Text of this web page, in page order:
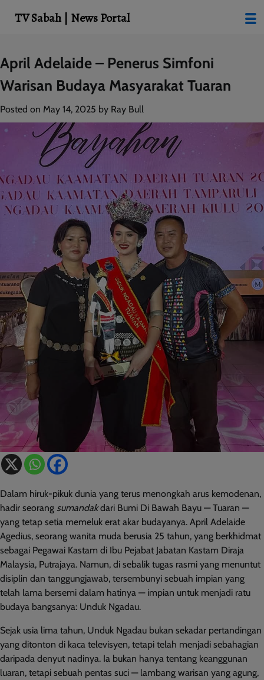
Skip
to
content
April Adelaide – Penerus Simfoni
Warisan Budaya Masyarakat Tuaran
Posted on May 14, 2025 by Ray Bull
Dalam hiruk-pikuk dunia yang terus menongkah arus kemodenan,
hadir seorang sumandakdari Bumi Di Bawah Bayu — Tuaran —
yang tetap setia memeluk erat akar budayanya. April Adelaide
Agedius, seorang wanita muda berusia 25 tahun, yang berkhidmat
sebagai Pegawai Kastam di Ibu Pejabat Jabatan Kastam Diraja
Malaysia, Putrajaya. Namun, di sebalik tugas rasmi yang menuntut
disiplin dan tanggungjawab, tersembunyi sebuah impian yang
telah lama bersemi dalam hatinya — impian untuk menjadi ratu
budaya bangsanya: Unduk Ngadau.
Sejak usia lima tahun, Unduk Ngadau bukan sekadar pertandingan
yang ditonton di kaca televisyen, tetapi telah menjadi sebahagian
daripada denyut nadinya. Ia bukan hanya tentang keanggunan
luaran, tetapi sebuah pentas suci — lambang warisan yang agung,
TV Sabah | News Portal